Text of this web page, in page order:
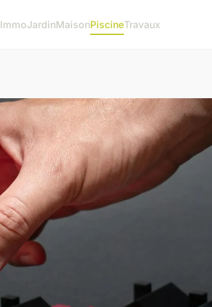
ImmoJardinMaisonPiscineTravaux